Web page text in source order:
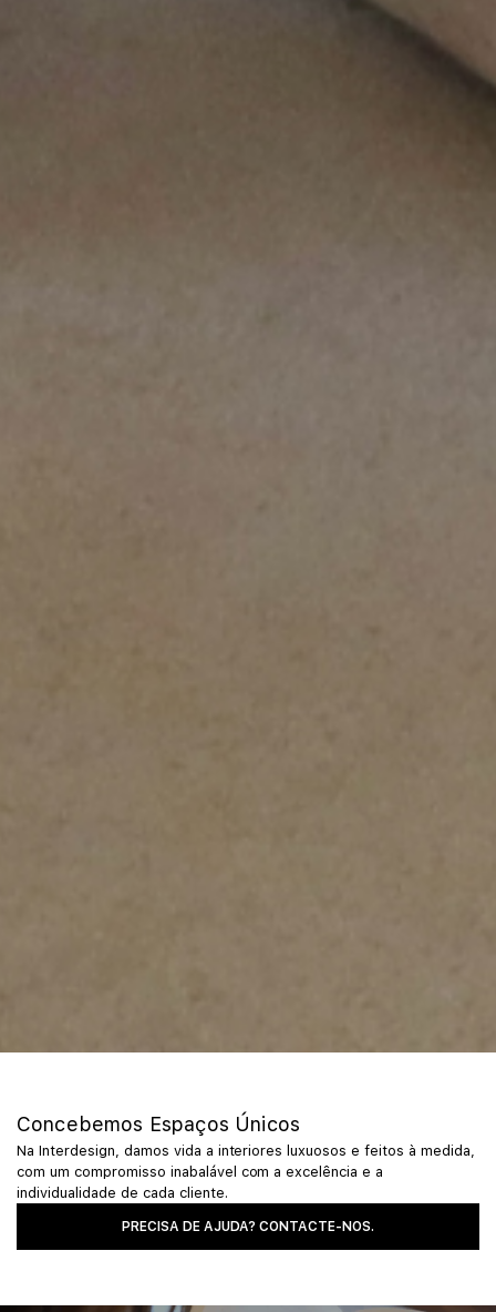
Concebemos Espaços Únicos
Na Interdesign, damos vida a interiores luxuosos e feitos à medida,
com um compromisso inabalável com a excelência e a
individualidade de cada cliente.
PRECISA DE AJUDA? CONTACTE-NOS.